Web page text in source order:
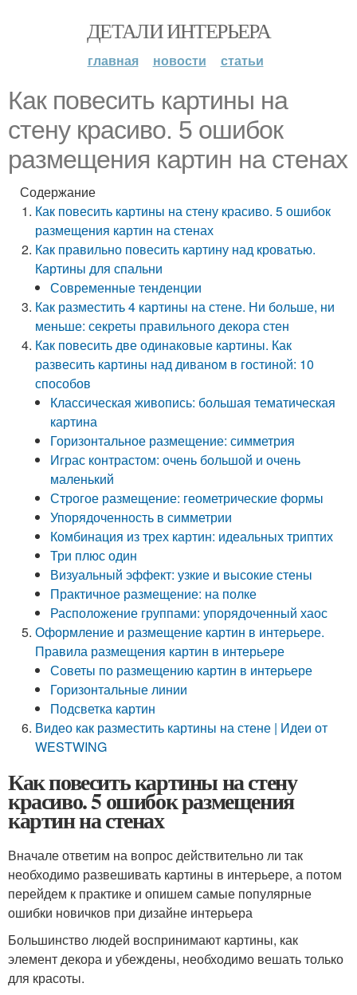
ДЕТАЛИ ИНТЕРЬЕРА
главная новости статьи
Как повесить картины на
стену красиво. 5 ошибок
размещения картин на стенах
Содержание
Как повесить картины на стену красиво. 5 ошибок
размещения картин на стенах
Как правильно повесить картину над кроватью.
Картины для спальни
Современные тенденции
Как разместить 4 картины на стене. Ни больше, ни
меньше: секреты правильного декора стен
Как повесить две одинаковые картины. Как
развесить картины над диваном в гостиной: 10
способов
Классическая живопись: большая тематическая
картина
Горизонтальное размещение: симметрия
Играс контрастом: очень большой и очень
маленький
Строгое размещение: геометрические формы
Упорядоченность в симметрии
Комбинация из трех картин: идеальных триптих
Три плюс один
Визуальный эффект: узкие и высокие стены
Практичное размещение: на полке
Расположение группами: упорядоченный хаос
Оформление и размещение картин в интерьере.
Правила размещения картин в интерьере
Советы по размещению картин в интерьере
Горизонтальные линии
Подсветка картин
Видео как разместить картины на стене | Идеи от
WESTWING
Как повесить картины на стену
красиво. 5 ошибок размещения
картин на стенах
Вначале ответим на вопрос действительно ли так
необходимо развешивать картины в интерьере, а потом
перейдем к практике и опишем самые популярные
ошибки новичков при дизайне интерьера
Большинство людей воспринимают картины, как
элемент декора и убеждены, необходимо вешать только
для красоты.